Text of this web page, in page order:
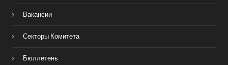
Вакансии
Секторы Комитета
Бюллетень